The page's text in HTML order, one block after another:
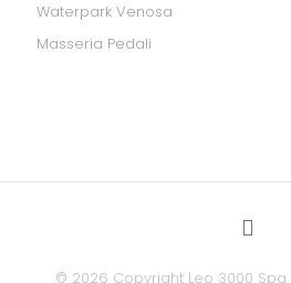
Waterpark Venosa
Masseria Pedali
© 2026 Copyright Leo 3000